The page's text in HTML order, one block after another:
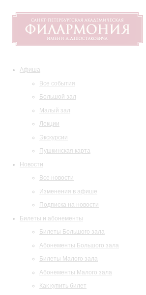
Афиша
Все события
Большой зал
Малый зал
Лекции
Экскурсии
Пушкинская карта
Новости
Все новости
Изменения в афише
Подписка на новости
Билеты и абонементы
Билеты Большого зала
Абонементы Большого зала
Билеты Малого зала
Абонементы Малого зала
Как купить билет